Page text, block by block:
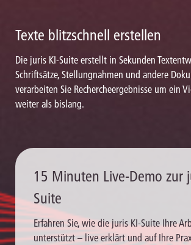
Texte blitzschnell erstellen
Die juris KI-Suite erstellt in Sekunden
Schriftsätze, Stellungnahmen und andere
verarbeiten Sie Rechercheergebnisse um ein
weiter als bislang.
15 Minuten Live-Demo zur
Suite
Erfahren Sie, wie die juris KI-Suite Ihre
unterstützt – live erklärt und auf Ihre